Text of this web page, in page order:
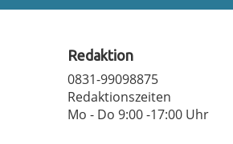
GKV-
eine wichtige Änderung
beschlossen, die die
Informationspflicht der
Redaktion
0831-99098875
Redaktionszeiten
Mo - Do 9:00 -17:00 Uhr